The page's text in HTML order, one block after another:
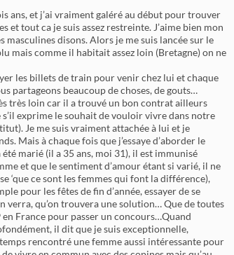
ans, et j’ai vraiment galéré au début pour trouver
tout ca je suis assez restreinte. J’aime bien mon
masculines disons. Alors je me suis lancée sur le
mais comme il habitait assez loin (Bretagne) on ne
les billets de train pour venir chez lui et chaque
partageons beaucoup de choses, de gouts…
très loin car il a trouvé un bon contrat ailleurs
exprime le souhait de vouloir vivre dans notre
Je me suis vraiment attachée à lui et je
Mais à chaque fois que j’essaye d’aborder le
marié (il a 35 ans, moi 31), il est immunisé
et que le sentiment d’amour étant si varié, il ne
‘que ce sont les femmes qui font la différence),
pour les fêtes de fin d’année, essayer de se
verra, qu’on trouvera une solution… Que de toutes
France pour passer un concours…Quand
il dit que je suis exceptionnelle,
rencontré une femme aussi intéressante pour